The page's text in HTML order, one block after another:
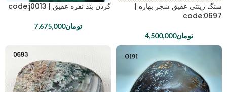
سنگ زینتی عقیق شجر بهاره |
code:0697
تومان4,500,000
گردن بند نقره عقیق | code:j0013
تومان7,675,000